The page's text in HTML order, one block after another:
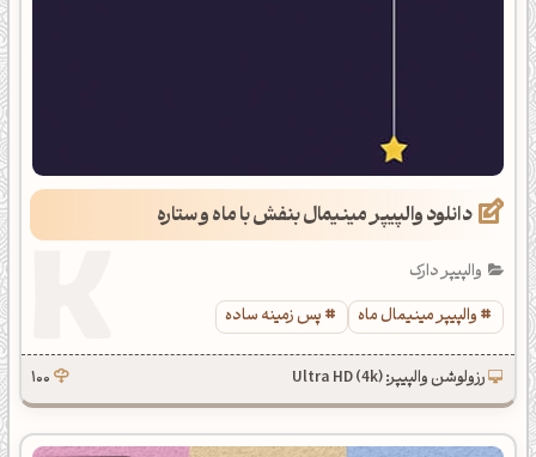
دانلود والپیپر مینیمال بنفش با ماه و ستاره
والپیپر دارک
والپیپر مینیمال ماه
پس زمینه ساده
رزولوشن والپیپر: Ultra HD (4k) 100